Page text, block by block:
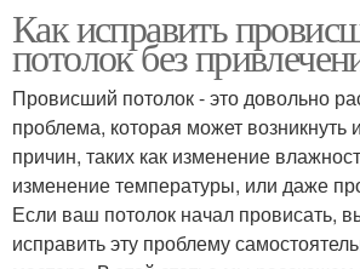
Как исправить
потолок без
Провисший потолок - это довольно
проблема, которая может возникнуть
причин, таких как изменение
изменение температуры, или даже
Если ваш потолок начал провисать,
исправить эту проблему